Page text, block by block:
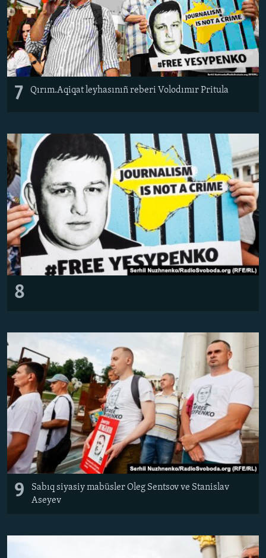
7 ​Qırım.Aqiqat leyhasınıñ reberi Volodımır Pritula
8
9
Sabıq siyasiy mabüsler Oleg Sentsov ve Stanislav
Aseyev